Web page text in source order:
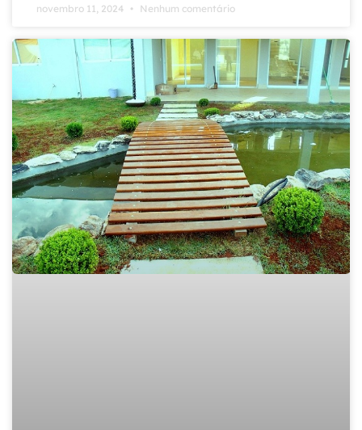
novembro 11, 2024 Nenhum comentário